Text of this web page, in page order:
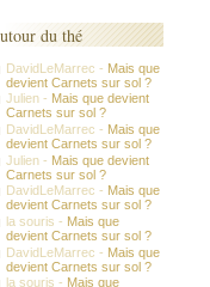
du thé
DavidLeMarrec - Mais que
devient Carnets sur sol ?
Julien - Mais que devient
Carnets sur sol ?
DavidLeMarrec - Mais que
devient Carnets sur sol ?
Julien - Mais que devient
Carnets sur sol ?
DavidLeMarrec - Mais que
devient Carnets sur sol ?
la souris - Mais que
devient Carnets sur sol ?
DavidLeMarrec - Mais que
devient Carnets sur sol ?
la souris - Mais que